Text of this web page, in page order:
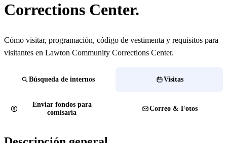
Corrections Center.
Cómo visitar, programación, código de vestimenta y requisitos para
visitantes en Lawton Community Corrections Center.
Búsqueda de internos Visitas
Enviar fondos para
comisaría
Correo & Fotos